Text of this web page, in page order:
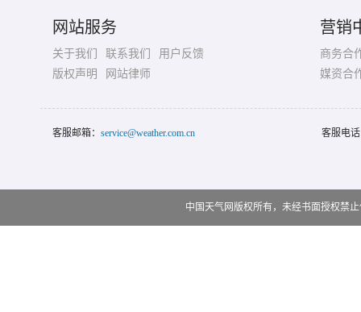
网站服务
关于我们 联系我们
用户反馈
版权声明
网站律师
营销
商务合
媒资合
客服邮箱： service@weather.com.cn 客服电
中国天气网版权所有，未经书面授权